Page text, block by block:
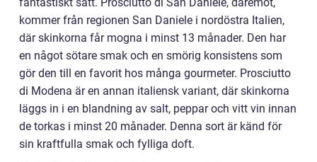
kommer från regionen San Daniele i nordöstra Italien,
där skinkorna får mogna i minst 13 månader. Den har
en något sötare smak och en smörig konsistens som
gör den till en favorit hos många gourmeter. Prosciutto
di Modena är en annan italiensk variant, där skinkorna
läggs in i en blandning av salt, peppar och vitt vin innan
de torkas i minst 20 månader. Denna sort är känd för
sin kraftfulla smak och fylliga doft.